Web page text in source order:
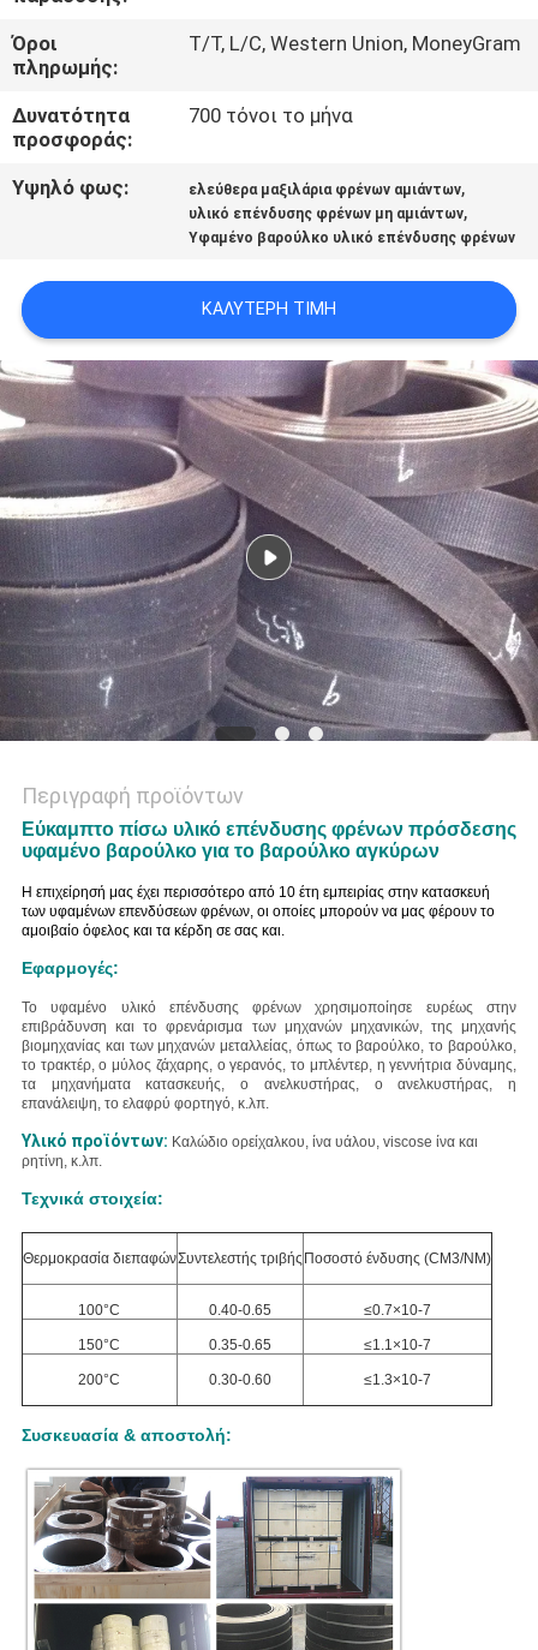
ΖΗΤΉΣΤΕ
ΈΝΑ
ΑΠΌΣΠΑΣΜΑ
PRIVACY
POLICY
Όροι
πληρωμής:
T/T, L/C, Western Union, MoneyGram
Δυνατότητα
προσφοράς:
700 τόνοι το μήνα
Υψηλό φως: ελεύθερα μαξιλάρια φρένων αμιάντων,
υλικό επένδυσης φρένων μη αμιάντων,
Υφαμένο βαρούλκο υλικό επένδυσης φρένων
ΚΑΛΎΤΕΡΗ ΤΙΜΉ
Περιγραφή προϊόντων
Εύκαμπτο πίσω υλικό επένδυσης φρένων πρόσδεσης
υφαμένο βαρούλκο για το βαρούλκο αγκύρων
Η επιχείρησή μας έχει περισσότερο από 10 έτη εμπειρίας στην κατασκευή
των υφαμένων επενδύσεων φρένων, οι οποίες μπορούν να μας φέρουν το
αμοιβαίο όφελος και τα κέρδη σε σας και.
Εφαρμογές:
Το υφαμένο υλικό επένδυσης φρένων χρησιμοποίησε ευρέως στην
επιβράδυνση και το φρενάρισμα των μηχανών μηχανικών, της μηχανής
βιομηχανίας και των μηχανών μεταλλείας, όπως το βαρούλκο, το βαρούλκο,
το τρακτέρ, ο μύλος ζάχαρης, ο γερανός, το μπλέντερ, η γεννήτρια δύναμης,
τα μηχανήματα κατασκευής, ο ανελκυστήρας, ο ανελκυστήρας, η
επανάλειψη, το ελαφρύ φορτηγό, κ.λπ.
Υλικό προϊόντων: Καλώδιο ορείχαλκου, ίνα υάλου, viscose ίνα και
ρητίνη, κ.λπ.
Τεχνικά στοιχεία:
Θερμοκρασία διεπαφώνΣυντελεστής τριβής Ποσοστό ένδυσης (CM3/NM)
100°C 0.40-0.65 ≤0.7×10-7
150°C 0.35-0.65 ≤1.1×10-7
200°C 0.30-0.60 ≤1.3×10-7
Συσκευασία & αποστολή: